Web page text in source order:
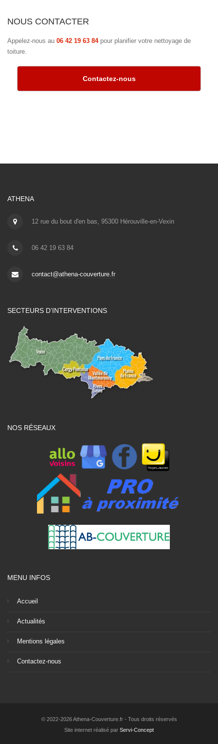
NOUS CONTACTER
Appelez-nous au 06 42 19 63 84pour planifier votre nettoyage de
toiture.
Contactez-nous
ATHENA
12 rue du bout d'en bas, 95300 Hérouville-en-Vexin
06 42 19 63 84
contact@athena-couverture.fr
SECTEURS D’INTERVENTIONS
NOS RÉSEAUX
MENU INFOS
Accueil
Actualités
Mentions légales
Contactez-nous
© 2022-2026 Athena-Couverture.fr - Tous droits réservés
Site internet réalisé par Servi-Concept